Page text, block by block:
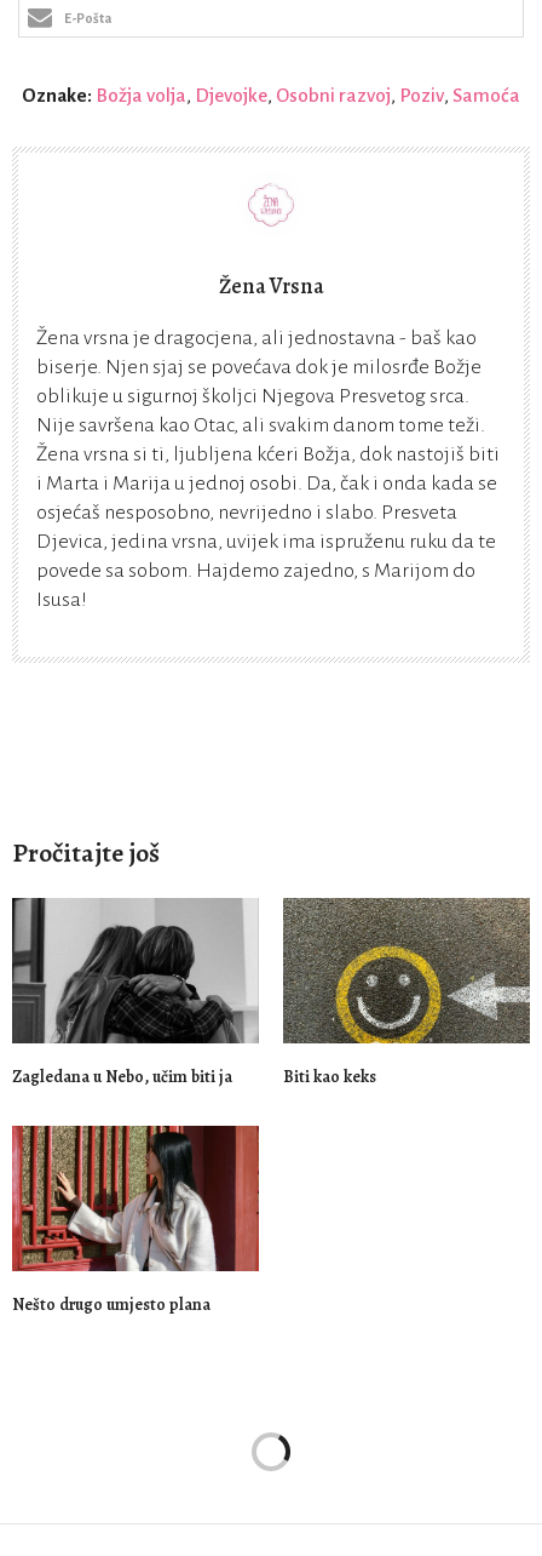
E-Pošta
Oznake: Božja volja, Djevojke, Osobni razvoj, Poziv, Samoća
Žena Vrsna
Žena vrsna je dragocjena, ali jednostavna - baš kao
biserje. Njen sjaj se povećava dok je milosrđe Božje
oblikuje u sigurnoj školjci Njegova Presvetog srca.
Nije savršena kao Otac, ali svakim danom tome teži.
Žena vrsna si ti, ljubljena kćeri Božja, dok nastojiš biti
i Marta i Marija u jednoj osobi. Da, čak i onda kada se
osjećaš nesposobno, nevrijedno i slabo. Presveta
Djevica, jedina vrsna, uvijek ima ispruženu ruku da te
povede sa sobom. Hajdemo zajedno, s Marijom do
Isusa!
Pročitajte još
Zagledana u Nebo, učim biti ja Biti kao keks
Nešto drugo umjesto plana